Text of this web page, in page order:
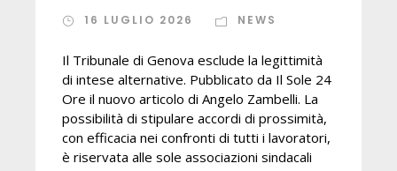
16 LUGLIO 2026 NEWS
Il Tribunale di Genova esclude la legittimità
di intese alternative. Pubblicato da Il Sole 24
Ore il nuovo articolo di Angelo Zambelli. La
possibilità di stipulare accordi di prossimità,
con efficacia nei confronti di tutti i lavoratori,
è riservata alle sole associazioni sindacali